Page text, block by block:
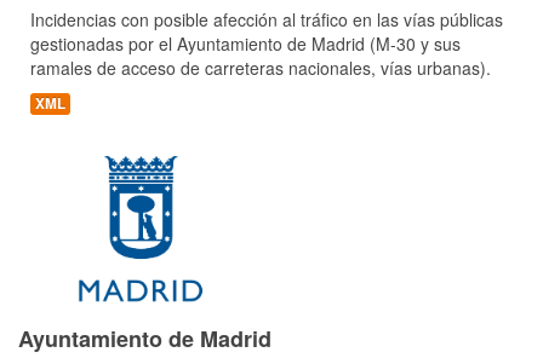
Incidencias con posible afección al tráfico en las vías públicas
gestionadas por el Ayuntamiento de Madrid (M-30 y sus
ramales de acceso de carreteras nacionales, vías urbanas).
XML
Ayuntamiento de Madrid